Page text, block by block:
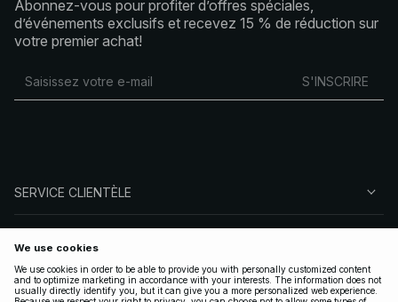
Abonnez-vous pour profiter d’offres spéciales,
d’événements exclusifs et recevez 15 % de réduction sur
votre premier achat!
S'INSCRIRE
SERVICE CLIENTÈLE
SUIVEZ-NOUS